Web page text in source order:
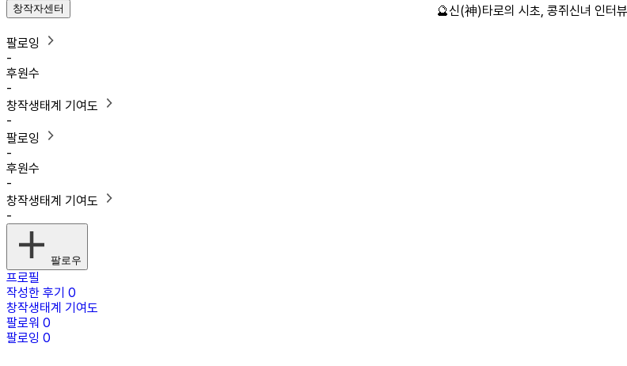
창작자센터
팔로잉
-
후원수
-
창작생태계 기여도
-
팔로잉
-
후원수
-
창작생태계 기여도
-
팔로우
프로필
작성한 후기 0
창작생태계 기여도
팔로워 0
팔로잉 0
🔮신(神)타로의 시초, 콩쥐신녀 인터뷰